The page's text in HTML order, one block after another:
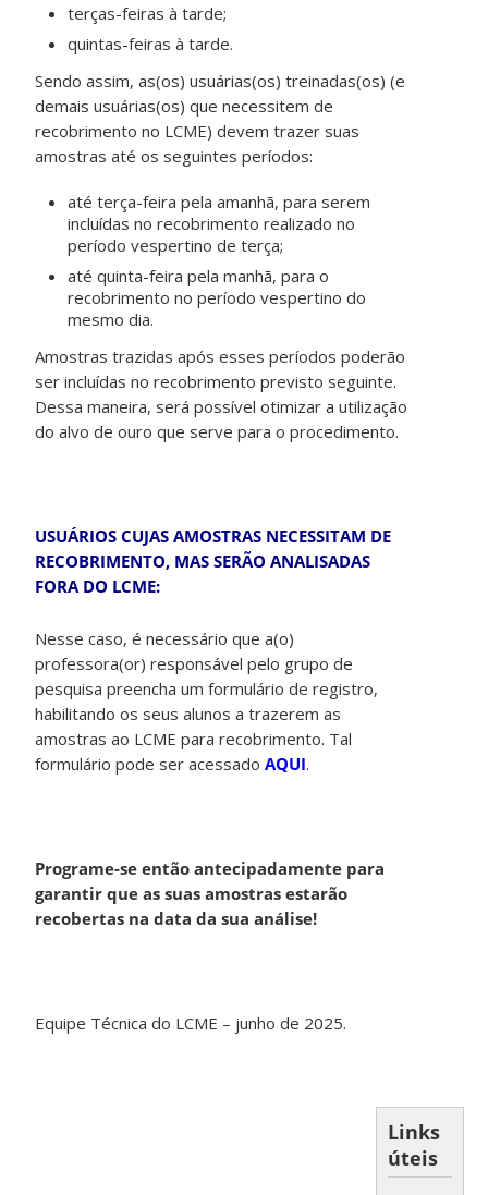
terças-feiras à tarde;
quintas-feiras à tarde.
Sendo assim, as(os) usuárias(os) treinadas(os) (e
demais usuárias(os) que necessitem de
recobrimento no LCME) devem trazer suas
amostras até os seguintes períodos:
até terça-feira pela amanhã, para serem
incluídas no recobrimento realizado no
período vespertino de terça;
até quinta-feira pela manhã, para o
recobrimento no período vespertino do
mesmo dia.
Amostras trazidas após esses períodos poderão
ser incluídas no recobrimento previsto seguinte.
Dessa maneira, será possível otimizar a utilização
do alvo de ouro que serve para o procedimento.
USUÁRIOS CUJAS AMOSTRAS NECESSITAM DE
RECOBRIMENTO, MAS SERÃO ANALISADAS
FORA DO LCME:
Nesse caso, é necessário que a(o)
professora(or) responsável pelo grupo de
pesquisa preencha um formulário de registro,
habilitando os seus alunos a trazerem as
amostras ao LCME para recobrimento. Tal
formulário pode ser acessadoAQUI.
Programe-se então antecipadamente para
garantir que as suas amostras estarão
recobertas na data da sua análise!
Equipe Técnica do LCME – junho de 2025.
Links
úteis